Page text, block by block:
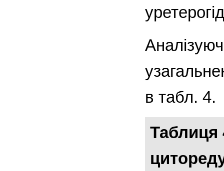
в табл. 4.
Таблиця